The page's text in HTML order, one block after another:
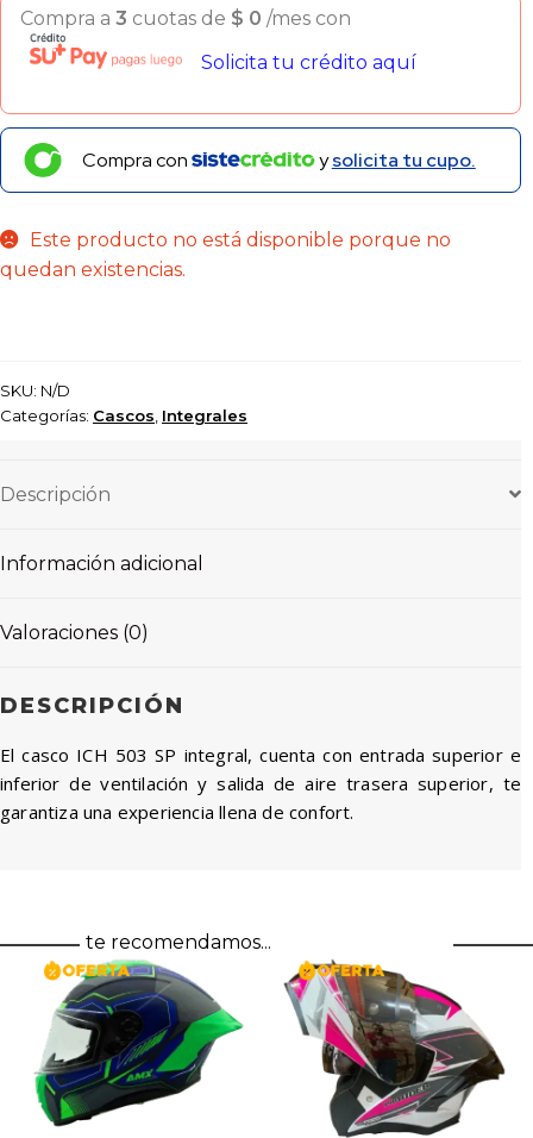
Compra a 3 cuotas de $ 0 /mes con
Solicita tu crédito aquí
Compra con ysolicita tu cupo.
Este producto no está disponible porque no
quedan existencias.
SKU: N/D
Categorías: Cascos Integrales
Descripción
Información adicional
Valoraciones (0)
DESCRIPCIÓN
El casco ICH 503 SP integral, cuenta con entrada superior e
inferior de ventilación y salida de aire trasera superior, te
garantiza una experiencia llena de confort.
te recomendamos...